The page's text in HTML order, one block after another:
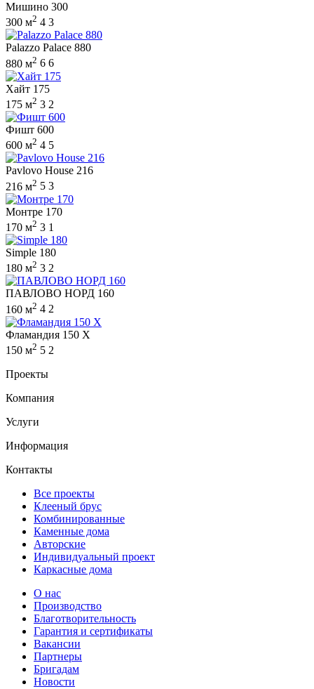
Мишино 300
300 м2 4 3
Palazzo Palace 880
880 м2 6 6
Хайт 175
175 м2 3 2
Фишт 600
600 м2 4 5
Pavlovo House 216
216 м2 5 3
Монтре 170
170 м2 3 1
Simple 180
180 м2 3 2
ПАВЛОВО НОРД 160
160 м2 4 2
Фламандия 150 X
150 м2 5 2
Проекты
Компания
Услуги
Информация
Контакты
Все проекты
Клееный брус
Комбинированные
Каменные дома
Авторские
Индивидуальный проект
Каркасные дома
О нас
Производство
Благотворительность
Гарантия и сертификаты
Вакансии
Партнеры
Бригадам
Новости